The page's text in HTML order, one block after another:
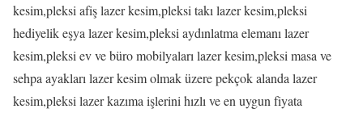
kesim,pleksi afiş lazer kesim,pleksi takı lazer kesim,pleksi
hediyelik eşya lazer kesim,pleksi aydınlatma elemanı lazer
kesim,pleksi ev ve büro mobilyaları lazer kesim,pleksi masa ve
sehpa ayakları lazer kesim olmak üzere pekçok alanda lazer
kesim,pleksi lazer kazıma işlerini hızlı ve en uygun fiyata